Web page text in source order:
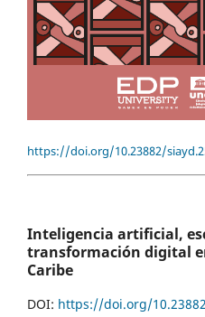
https://doi.org/10.23882/
Inteligencia artificial,
transformación digital
Caribe
DOI: https://doi.org/